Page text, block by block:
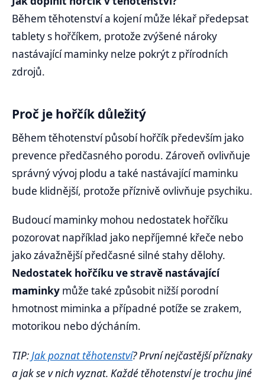
Během těhotenství a kojení může lékař předepsat
tablety s hořčíkem, protože zvýšené nároky
nastávající maminky nelze pokrýt z přírodních
zdrojů.
Proč je hořčík důležitý
Během těhotenství působí hořčík především jako
prevence předčasného porodu. Zároveň ovlivňuje
správný vývoj plodu a také nastávající maminku
bude klidnější, protože příznivě ovlivňuje psychiku.
Budoucí maminky mohou nedostatek hořčíku
pozorovat například jako nepříjemné křeče nebo
jako závažnější předčasné silné stahy dělohy.
Nedostatek hořčíku ve stravě nastávající
maminky může také způsobit nižší porodní
hmotnost miminka a případné potíže se zrakem,
motorikou nebo dýcháním.
TIP: Jak poznat těhotenství? První nejčastější příznaky
a jak se v nich vyznat. Každé těhotenství je trochu jiné